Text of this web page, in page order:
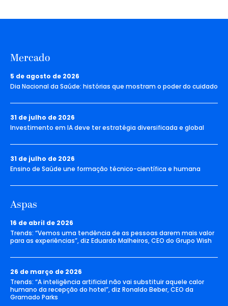
Mercado
5 de agosto de 2026
Dia Nacional da Saúde: histórias que mostram o poder do cuidado
31 de julho de 2026
Investimento em IA deve ter estratégia diversificada e global
31 de julho de 2026
Ensino de Saúde une formação técnico-científica e humana
Aspas
16 de abril de 2026
Trends: “Vemos uma tendência de as pessoas darem mais valor
para as experiências”, diz Eduardo Malheiros, CEO do Grupo Wish
26 de março de 2026
Trends: “A inteligência artificial não vai substituir aquele calor
humano da recepção do hotel”, diz Ronaldo Beber, CEO da
Gramado Parks